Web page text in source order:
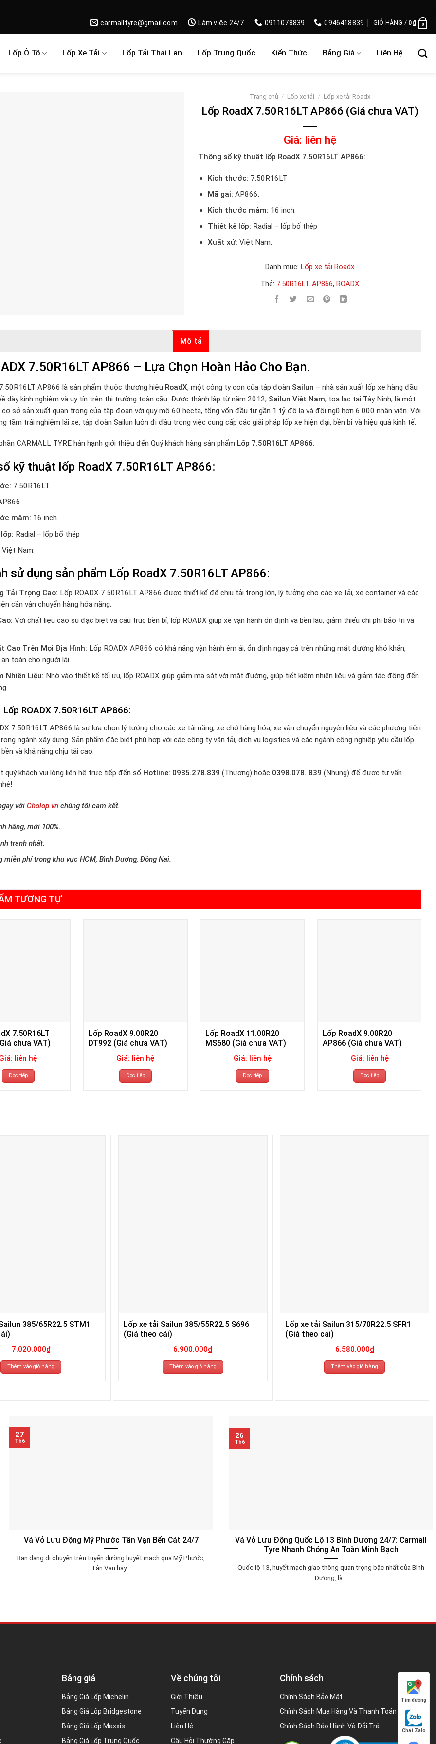
carmalltyre@gmail.com Làm việc 24/7 0911078839 0946418839 GIỎ HÀNG / 0₫ 0
Lốp Ô Tô Lốp Xe Tải Lốp Tải Thái Lan Lốp Trung Quốc Kiến Thức Bảng Giá Liên Hệ
Trang chủ / Lốp xe tải / Lốp xe tải Roadx
Lốp RoadX 7.50R16LT AP866 (Giá chưa VAT)
Giá: liên hệ
Thông số kỹ thuật lốp RoadX 7.50R16LT AP866:
Kích thước: 7.50R16LT
Mã gai: AP866.
Kích thước mâm: 16 inch.
Thiết kế lốp: Radial – lốp bố thép
Xuất xứ: Việt Nam.
Danh mục:Lốp xe tải Roadx
Thẻ: 7.50R16LT,AP866,ROADX
Mô tả
7.50R16LT AP866 – Lựa Chọn Hoàn Hảo Cho Bạn.
AP866 là sản phẩm thuộc thương hiệu RoadX, một công ty con của tập đoàn Sailun – nhà sản xuất lốp xe hàng đầu
dày kinh nghiệm và uy tín trên thị trường toàn cầu. Được thành lập từ năm 2012, Sailun Việt Nam, tọa lạc tại Tây Ninh, là một
sở sản xuất quan trọng của tập đoàn với quy mô 60 hecta, tổng vốn đầu tư gần 1 tỷ đô la và đội ngũ hơn 6.000 nhân viên. Với
tầm trải nghiệm lái xe, tập đoàn Sailun luôn đi đầu trong việc cung cấp các giải pháp lốp xe hiện đại, bền bỉ và hiệu quả kinh tế.
CARMALL TYRE hân hạnh giới thiệu đến Quý khách hàng sản phẩm Lốp 7.50R16LT AP866.
kỹ thuật lốp RoadX 7.50R16LT AP866:
7.50R16LT
mâm: 16 inch.
Radial – lốp bố thép
Việt Nam.
sử dụng sản phẩm Lốp RoadX 7.50R16LT AP866:
Tải Trọng Cao: Lốp ROADX 7.50R16LT AP866 được thiết kế để chịu tải trọng lớn, lý tưởng cho các xe tải, xe container và các
cần vận chuyển hàng hóa nặng.
Với chất liệu cao su đặc biệt và cấu trúc bền bỉ, lốp ROADX giúp xe vận hành ổn định và bền lâu, giảm thiểu chi phí bảo trì và
Cao Trên Mọi Địa Hình: Lốp ROADX AP866 có khả năng vận hành êm ái, ổn định ngay cả trên những mặt đường khó khăn,
toàn cho người lái.
Nhiên Liệu: Nhờ vào thiết kế tối ưu, lốp ROADX giúp giảm ma sát với mặt đường, giúp tiết kiệm nhiên liệu và giảm tác động đến
Lốp ROADX 7.50R16LT AP866:
7.50R16LT AP866 là sự lựa chọn lý tưởng cho các xe tải nặng, xe chở hàng hóa, xe vận chuyển nguyên liệu và các phương tiện
ngành xây dựng. Sản phẩm đặc biệt phù hợp với các công ty vận tải, dịch vụ logistics và các ngành công nghiệp yêu cầu lốp
và khả năng chịu tải cao.
quý khách vui lòng liên hệ trực tiếp đến số Hotline: 0985.278.839 (Thương) hoặc 0398.078. 839 (Nhung) để được tư vấn
với Cholop.vn chúng tôi cam kết.
hãng, mới 100%.
tranh nhất.
miễn phí trong khu vực HCM, Bình Dương, Đồng Nai.
TƯƠNG TỰ
7.50R16LT
chưa VAT)
liên hệ
Đọc tiếp
Lốp RoadX 9.00R20
DT992 (Giá chưa VAT)
Giá: liên hệ
Đọc tiếp
Lốp RoadX 11.00R20
MS680 (Giá chưa VAT)
Giá: liên hệ
Đọc tiếp
Lốp RoadX 9.00R20
AP866 (Giá chưa VAT)
Giá: liên hệ
Đọc tiếp
385/65R22.5 STM1
7.020.000₫
Thêm vào giỏ hàng
Lốp xe tải Sailun 385/55R22.5 S696
(Giá theo cái)
6.900.000₫
Thêm vào giỏ hàng
Lốp xe tải Sailun 315/70R22.5 SFR1
(Giá theo cái)
6.580.000₫
Thêm vào giỏ hàng
Vá Vỏ Lưu Động Mỹ Phước Tân Vạn Bến Cát 24/7
Bạn đang di chuyển trên tuyến đường huyết mạch qua Mỹ Phước,
Tân Vạn hay...
27
Th6
Vá Vỏ Lưu Động Quốc Lộ 13 Bình Dương 24/7: Carmall
Tyre Nhanh Chóng An Toàn Minh Bạch
Quốc lộ 13, huyết mạch giao thông quan trọng bậc nhất của Bình
Dương, là...
26
Th6
Bảng giá
Bảng Giá Lốp Michelin
Bảng Giá Lốp Bridgestone
Bảng Giá Lốp Maxxis
Bảng Giá Lốp Trung Quốc
Về chúng tôi
Giới Thiệu
Tuyển Dụng
Liên Hệ
Câu Hỏi Thường Gặp
Chính sách
Chính Sách Bảo Mật
Chính Sách Mua Hàng Và Thanh Toán
Chính Sách Bảo Hành Và Đổi Trả
Tìm đường
Chat Zalo